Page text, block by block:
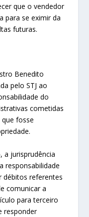
que o vendedor
para se eximir da
futuras.
Benedito
pelo STJ ao
do
cometidas
fosse
a jurisprudência
responsabilidade
referentes
comunicar a
para terceiro
responder